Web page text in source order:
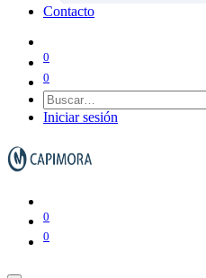
Contacto
0
0
Iniciar sesión
0
0